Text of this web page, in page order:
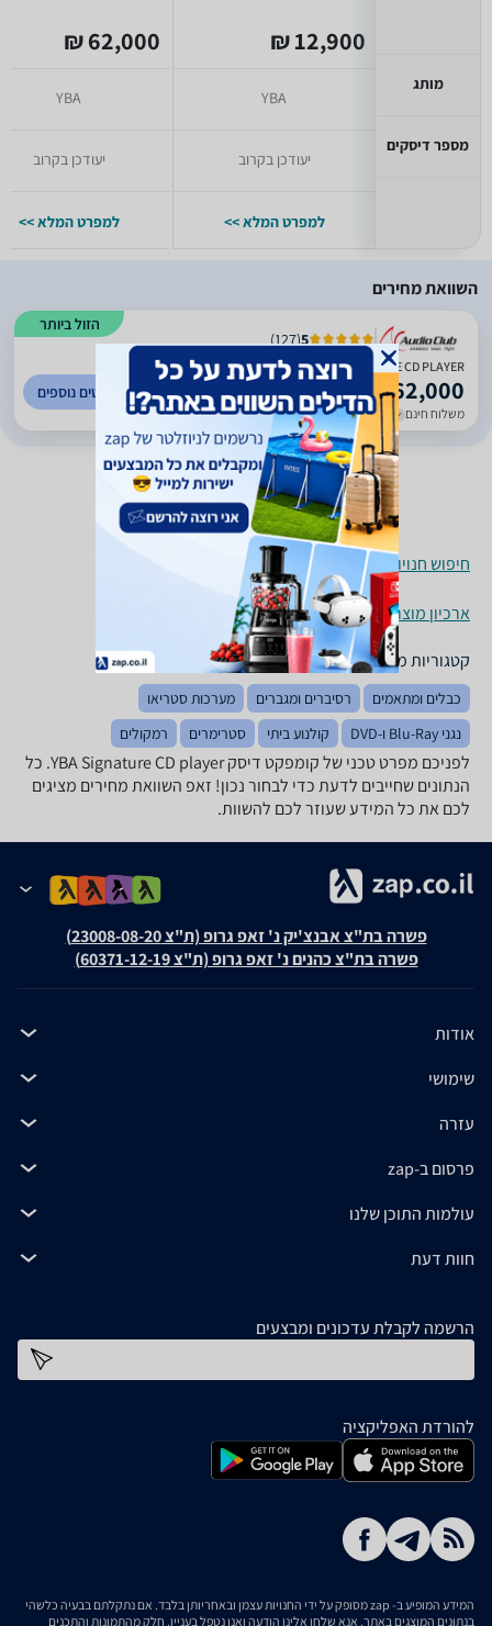
מותג
מספר דיסקים
12,900 ₪
YBA
יעודכן בקרוב
למפרט המלא >>
62,000 ₪
YBA
יעודכן בקרוב
למפרט המלא >>
השוואת מחירים
הזול ביותר
5
(
127
)
YBA - SIGNATURE CD PLAYER
₪62,000
משלוח חינם עד 7 ימי עסקים
לפרטים נוספים
חיפוש חנויות קומפקט דיסקים לפי עיר
ארכיון מוצרים
קטגוריות משלימות
כבלים ומתאמים רסיברים ומגברים
מערכות סטריאו
נגני Blu-Ray ו-DVD
קולנוע ביתי סטרימרים רמקולים
לפניכם מפרט טכני של קומפקט דיסק YBA Signature CD player. כל
הנתונים שחייבים לדעת כדי לבחור נכון! זאפ השוואת מחירים מציגים
לכם את כל המידע שעוזר לכם להשוות.
פשרה בת"צ אבנצ'יק נ' זאפ גרופ (ת"צ 23008-08-20)
פשרה בת"צ כהנים נ' זאפ גרופ (ת"צ 60371-12-19)
אודות
שימושי
עזרה
פרסום ב-zap
עולמות התוכן שלנו
חוות דעת
הרשמה לקבלת עדכונים ומבצעים
להורדת האפליקציה
המידע המופיע ב- zap מסופק על ידי החנויות עצמן ובאחריותן בלבד. אם נתקלתם בבעיה כלשהי
בנתונים המוצגים באתר, אנא שלחו אלינו הודעה ואנו נטפל בעניין. חלק מהתמונות והתכנים